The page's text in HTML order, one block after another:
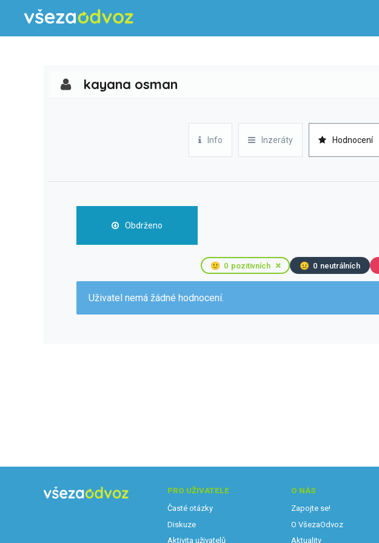
kayana osman
Info Inzeráty Hodnocení
Obdrženo
🙂 0 pozitivních 😐 0 neutrálních
Uživatel nemá žádné hodnocení.
PRO UŽIVATELE
Časté otázky
Diskuze
Aktivita uživatelů
O NÁS
Zapojte se!
O VšezaOdvoz
Aktuality